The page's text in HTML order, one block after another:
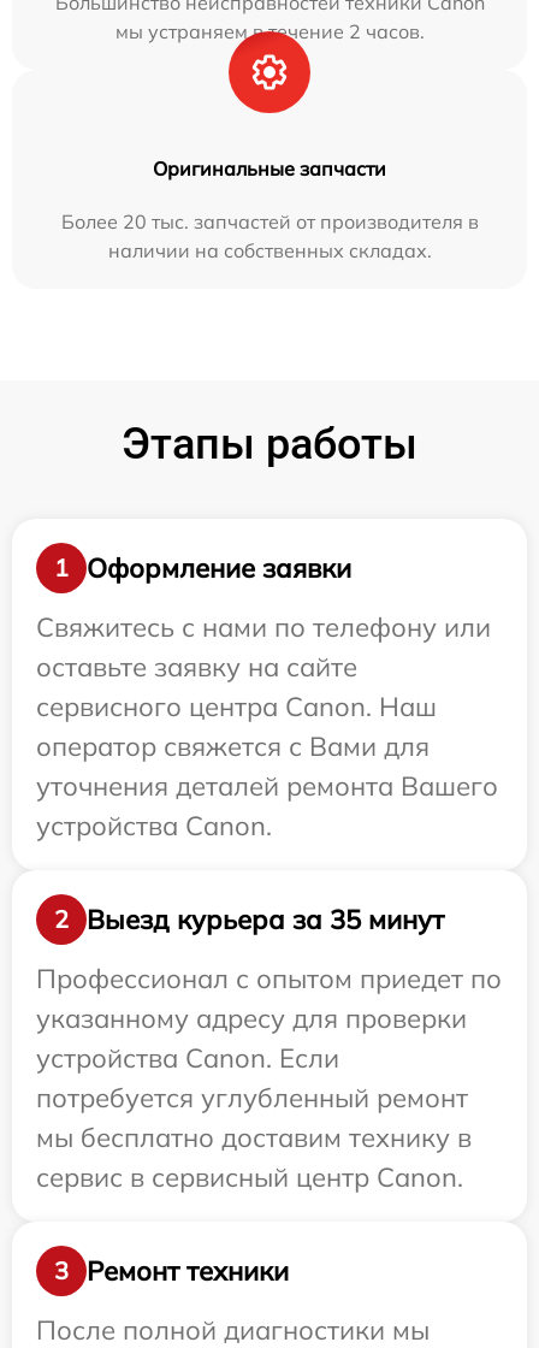
мы устраняем в течение 2 часов.
Оригинальные запчасти
Более 20 тыс. запчастей от производителя в
наличии на собственных складах.
Этапы работы
1
Оформление заявки
Свяжитесь с нами по телефону или
оставьте заявку на сайте
сервисного центра Canon. Наш
оператор свяжется с Вами для
уточнения деталей ремонта Вашего
устройства Canon.
2
Выезд курьера за 35 минут
Профессионал с опытом приедет по
указанному адресу для проверки
устройства Canon. Если
потребуется углубленный ремонт
мы бесплатно доставим технику в
сервис в сервисный центр Canon.
3
Ремонт техники
После полной диагностики мы